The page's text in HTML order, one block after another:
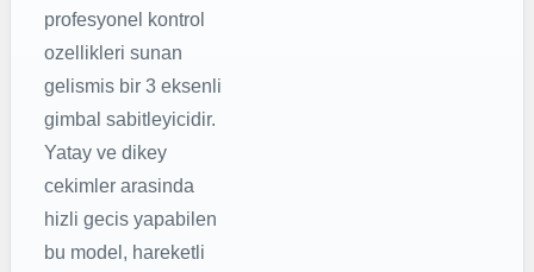
profesyonel kontrol
ozellikleri sunan
gelismis bir 3 eksenli
gimbal sabitleyicidir.
Yatay ve dikey
cekimler arasinda
hizli gecis yapabilen
bu model, hareketli